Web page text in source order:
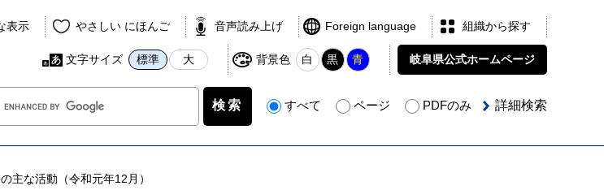
表示 やさしい にほんご 音声読み上げ Foreign language 組織から探す
文字サイズ 標準 大 背景色 白 黒 青 岐阜県公式ホームページ
すべて ページ PDFのみ 詳細検索
主な活動（令和元年12月）